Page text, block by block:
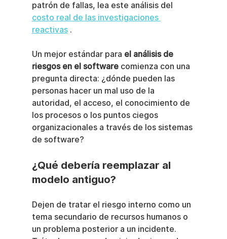
patrón de fallas, lea este análisis del
costo real de las investigaciones
reactivas .
Un mejor estándar para el análisis de
riesgos en el software comienza con una
pregunta directa: ¿dónde pueden las
personas hacer un mal uso de la
autoridad, el acceso, el conocimiento de
los procesos o los puntos ciegos
organizacionales a través de los sistemas
de software?
¿Qué debería reemplazar al
modelo antiguo?
Dejen de tratar el riesgo interno como un
tema secundario de recursos humanos o
un problema posterior a un incidente.